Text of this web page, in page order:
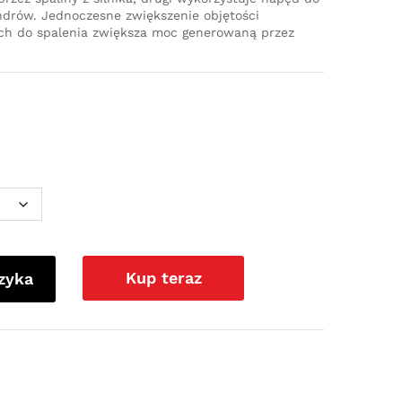
Jednoczesne zwiększenie objętości
do spalenia zwiększa moc generowaną przez
Kup teraz